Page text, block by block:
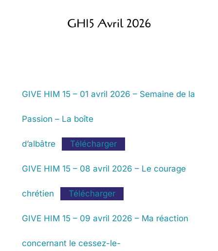
GH15 Avril 2026
GIVE HIM 15 – 01 avril 2026 – Semaine de la
Passion – La boîte
d’albâtre Télécharger
GIVE HIM 15 – 08 avril 2026 – Le courage
chrétien Télécharger
GIVE HIM 15 – 09 avril 2026 – Ma réaction
concernant le cessez-le-